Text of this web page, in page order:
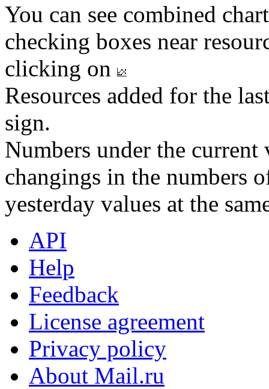
You can see combined
checking boxes near
clicking on
Resources added for the
sign.
Numbers under the
changings in the numbers
yesterday values at the
API
Help
Feedback
License agreement
Privacy policy
About Mail.ru